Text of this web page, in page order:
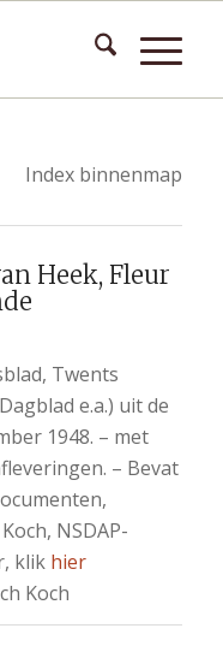
Index binnenmap
Heek, Fleur
Twents
e.a.) uit de
1948. – met
– Bevat
NSDAP-
klik hier
Koch